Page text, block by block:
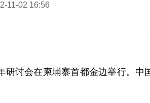
11-02 16:56
会在柬埔寨首都金边举行。中